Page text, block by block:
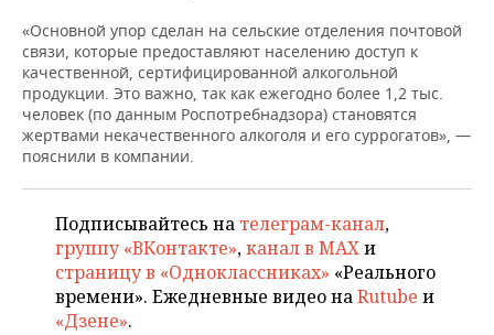
«Основной упор сделан на сельские отделения почтовой
связи, которые предоставляют населению доступ к
качественной, сертифицированной алкогольной
продукции. Это важно, так как ежегодно более 1,2 тыс.
человек (по данным Роспотребнадзора) становятся
жертвами некачественного алкоголя и его суррогатов», —
пояснили в компании.
Подписывайтесь на телеграм-канал,
группу «ВКонтакте»,канал в MAXи
страницу в «Одноклассниках» «Реального
времени». Ежедневные видео наRutube и
«Дзене».